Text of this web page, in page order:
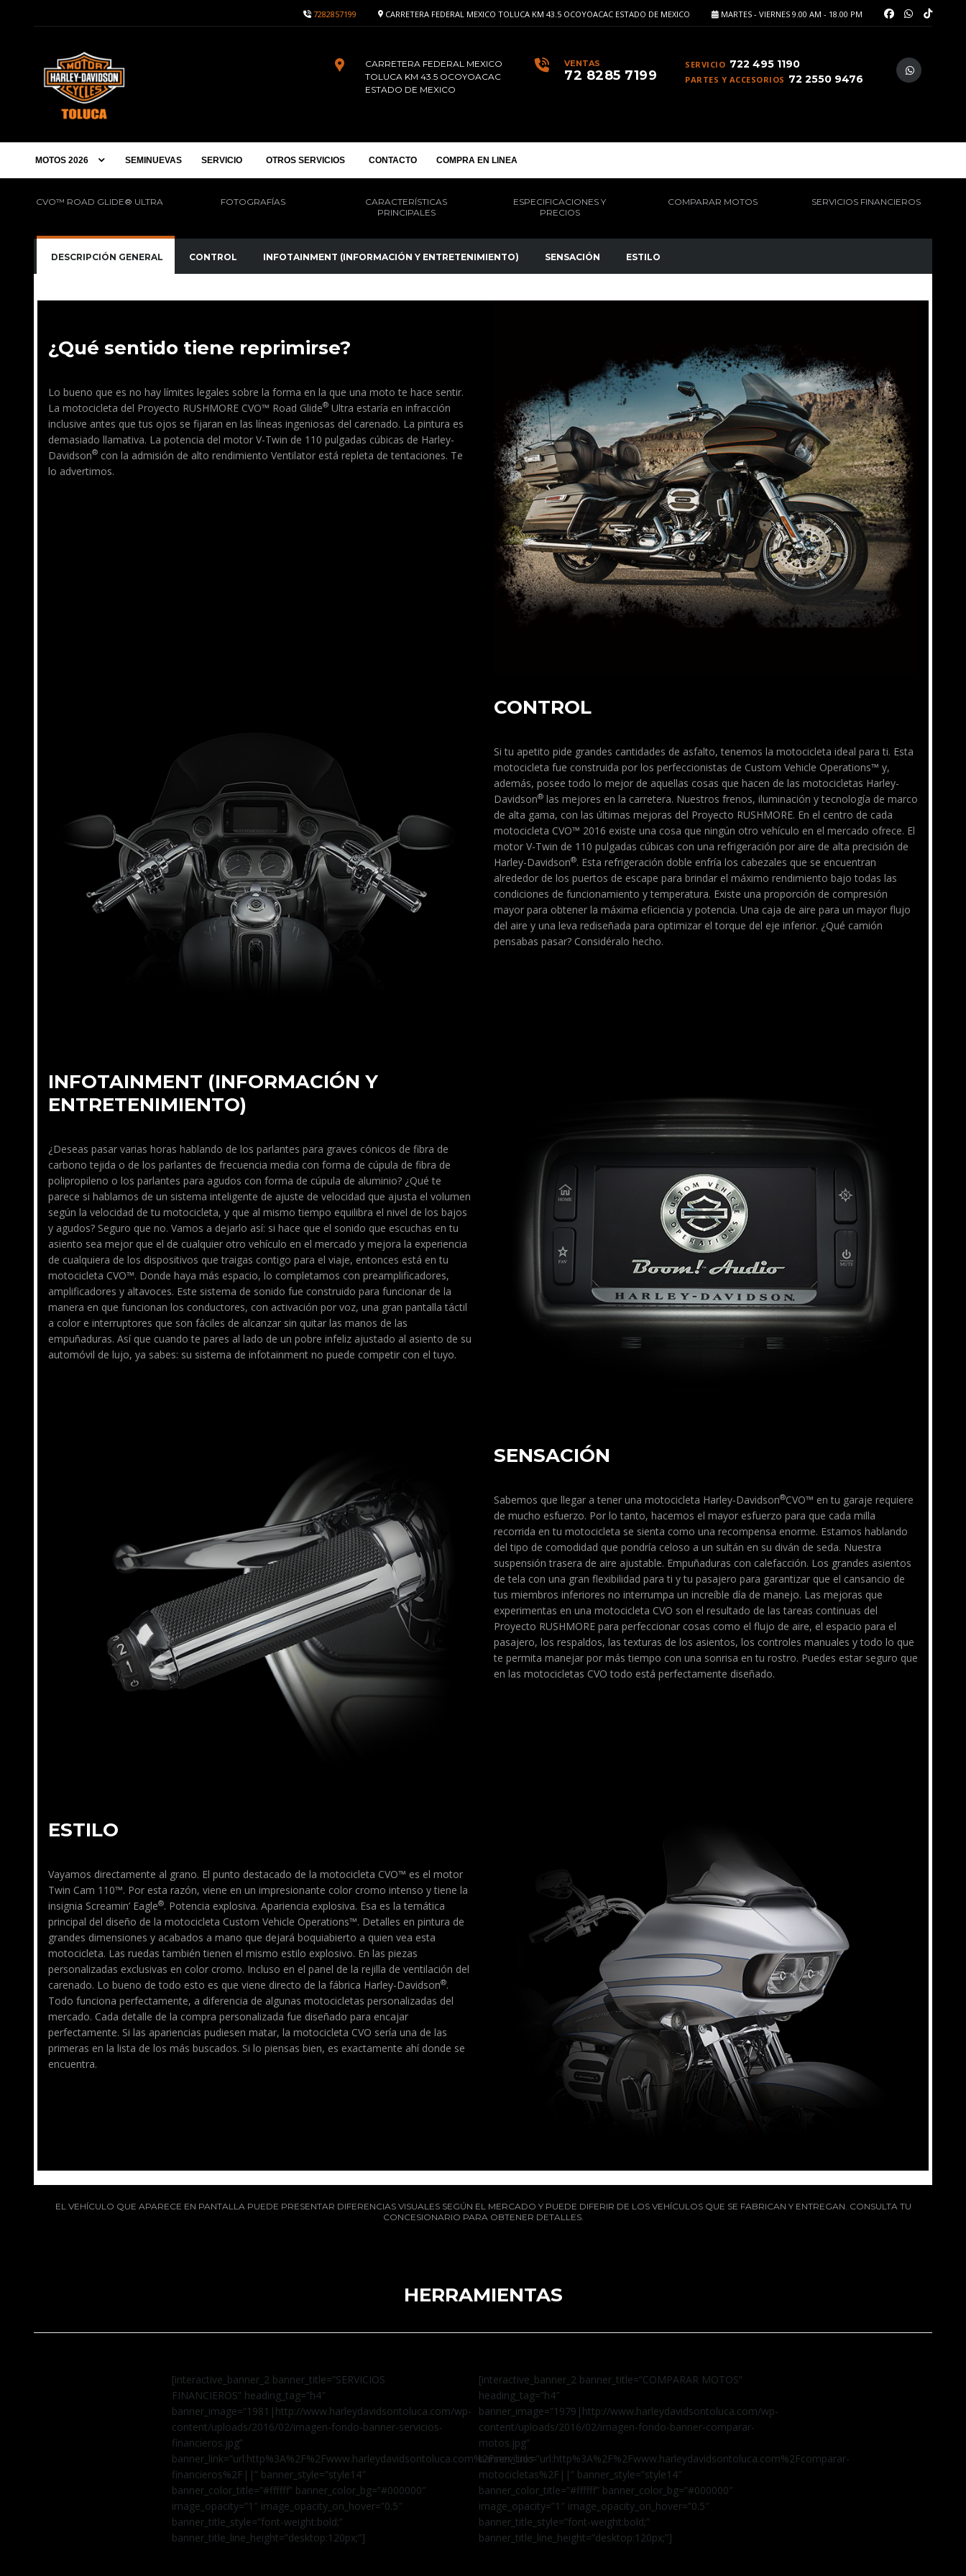
MARTES - VIERNES 9.00 AM - 18.00 PM
CARRETERA FEDERAL MEXICO TOLUCA KM 43.5 OCOYOACAC ESTADO DE MEXICO
7282857199
SERVICIO 722 495 1190
PARTES Y ACCESORIOS 72 2550 9476
VENTAS
72 8285 7199
CARRETERA FEDERAL MEXICO
TOLUCA KM 43.5 OCOYOACAC
ESTADO DE MEXICO
MOTOS 2026 SEMINUEVAS SERVICIO OTROS SERVICIOS CONTACTO COMPRA EN LINEA
CVO™ ROAD GLIDE® ULTRA FOTOGRAFÍAS
CARACTERÍSTICAS
PRINCIPALES
ESPECIFICACIONES Y
PRECIOS
COMPARAR MOTOS SERVICIOS FINANCIEROS
DESCRIPCIÓN GENERAL CONTROL INFOTAINMENT (INFORMACIÓN Y ENTRETENIMIENTO) SENSACIÓN ESTILO
¿Qué sentido tiene reprimirse?
Lo bueno que es no hay límites legales sobre la forma en la que una moto te hace sentir.
La motocicleta del Proyecto RUSHMORE CVO™ Road Glide® Ultra estaría en infracción
inclusive antes que tus ojos se fijaran en las líneas ingeniosas del carenado. La pintura es
demasiado llamativa. La potencia del motor V-Twin de 110 pulgadas cúbicas de Harley-
Davidson® con la admisión de alto rendimiento Ventilator está repleta de tentaciones. Te
lo advertimos.
CONTROL
Si tu apetito pide grandes cantidades de asfalto, tenemos la motocicleta ideal para ti. Esta
motocicleta fue construida por los perfeccionistas de Custom Vehicle Operations™ y,
además, posee todo lo mejor de aquellas cosas que hacen de las motocicletas Harley-
Davidson® las mejores en la carretera. Nuestros frenos, iluminación y tecnología de marco
de alta gama, con las últimas mejoras del Proyecto RUSHMORE. En el centro de cada
motocicleta CVO™ 2016 existe una cosa que ningún otro vehículo en el mercado ofrece. El
motor V-Twin de 110 pulgadas cúbicas con una refrigeración por aire de alta precisión de
Harley-Davidson®. Esta refrigeración doble enfría los cabezales que se encuentran
alrededor de los puertos de escape para brindar el máximo rendimiento bajo todas las
condiciones de funcionamiento y temperatura. Existe una proporción de compresión
mayor para obtener la máxima eficiencia y potencia. Una caja de aire para un mayor flujo
del aire y una leva rediseñada para optimizar el torque del eje inferior. ¿Qué camión
pensabas pasar? Considéralo hecho.
INFOTAINMENT (INFORMACIÓN Y
ENTRETENIMIENTO)
¿Deseas pasar varias horas hablando de los parlantes para graves cónicos de fibra de
carbono tejida o de los parlantes de frecuencia media con forma de cúpula de fibra de
polipropileno o los parlantes para agudos con forma de cúpula de aluminio? ¿Qué te
parece si hablamos de un sistema inteligente de ajuste de velocidad que ajusta el volumen
según la velocidad de tu motocicleta, y que al mismo tiempo equilibra el nivel de los bajos
y agudos? Seguro que no. Vamos a dejarlo así: si hace que el sonido que escuchas en tu
asiento sea mejor que el de cualquier otro vehículo en el mercado y mejora la experiencia
de cualquiera de los dispositivos que traigas contigo para el viaje, entonces está en tu
motocicleta CVO™. Donde haya más espacio, lo completamos con preamplificadores,
amplificadores y altavoces. Este sistema de sonido fue construido para funcionar de la
manera en que funcionan los conductores, con activación por voz, una gran pantalla táctil
a color e interruptores que son fáciles de alcanzar sin quitar las manos de las
empuñaduras. Así que cuando te pares al lado de un pobre infeliz ajustado al asiento de su
automóvil de lujo, ya sabes: su sistema de infotainment no puede competir con el tuyo.
SENSACIÓN
Sabemos que llegar a tener una motocicleta Harley-Davidson®CVO™ en tu garaje requiere
de mucho esfuerzo. Por lo tanto, hacemos el mayor esfuerzo para que cada milla
recorrida en tu motocicleta se sienta como una recompensa enorme. Estamos hablando
del tipo de comodidad que pondría celoso a un sultán en su diván de seda. Nuestra
suspensión trasera de aire ajustable. Empuñaduras con calefacción. Los grandes asientos
de tela con una gran flexibilidad para ti y tu pasajero para garantizar que el cansancio de
tus miembros inferiores no interrumpa un increíble día de manejo. Las mejoras que
experimentas en una motocicleta CVO son el resultado de las tareas continuas del
Proyecto RUSHMORE para perfeccionar cosas como el flujo de aire, el espacio para el
pasajero, los respaldos, las texturas de los asientos, los controles manuales y todo lo que
te permita manejar por más tiempo con una sonrisa en tu rostro. Puedes estar seguro que
en las motocicletas CVO todo está perfectamente diseñado.
ESTILO
Vayamos directamente al grano. El punto destacado de la motocicleta CVO™ es el motor
Twin Cam 110™. Por esta razón, viene en un impresionante color cromo intenso y tiene la
insignia Screamin’ Eagle®. Potencia explosiva. Apariencia explosiva. Esa es la temática
principal del diseño de la motocicleta Custom Vehicle Operations™. Detalles en pintura de
grandes dimensiones y acabados a mano que dejará boquiabierto a quien vea esta
motocicleta. Las ruedas también tienen el mismo estilo explosivo. En las piezas
personalizadas exclusivas en color cromo. Incluso en el panel de la rejilla de ventilación del
carenado. Lo bueno de todo esto es que viene directo de la fábrica Harley-Davidson®.
Todo funciona perfectamente, a diferencia de algunas motocicletas personalizadas del
mercado. Cada detalle de la compra personalizada fue diseñado para encajar
perfectamente. Si las apariencias pudiesen matar, la motocicleta CVO sería una de las
primeras en la lista de los más buscados. Si lo piensas bien, es exactamente ahí donde se
encuentra.
EL VEHÍCULO QUE APARECE EN PANTALLA PUEDE PRESENTAR DIFERENCIAS VISUALES SEGÚN EL MERCADO Y PUEDE DIFERIR DE LOS VEHÍCULOS QUE SE FABRICAN Y ENTREGAN. CONSULTA TU
CONCESIONARIO PARA OBTENER DETALLES.
HERRAMIENTAS
[interactive_banner_2 banner_title=”SERVICIOS
FINANCIEROS” heading_tag=”h4″
banner_image=”1981|http://www.harleydavidsontoluca.com/wp-
content/uploads/2016/02/imagen-fondo-banner-servicios-
financieros.jpg”
banner_link=”url:http%3A%2F%2Fwww.harleydavidsontoluca.com%2Fservicios-
financieros%2F||” banner_style=”style14″
banner_color_title=”#ffffff” banner_color_bg=”#000000″
image_opacity=”1″ image_opacity_on_hover=”0.5″
banner_title_style=”font-weight:bold;”
banner_title_line_height=”desktop:120px;”]
[interactive_banner_2 banner_title=”COMPARAR MOTOS”
heading_tag=”h4″
banner_image=”1979|http://www.harleydavidsontoluca.com/wp-
content/uploads/2016/02/imagen-fondo-banner-comparar-
motos.jpg”
banner_link=”url:http%3A%2F%2Fwww.harleydavidsontoluca.com%2Fcomparar-
motocicletas%2F||” banner_style=”style14″
banner_color_title=”#ffffff” banner_color_bg=”#000000″
image_opacity=”1″ image_opacity_on_hover=”0.5″
banner_title_style=”font-weight:bold;”
banner_title_line_height=”desktop:120px;”]